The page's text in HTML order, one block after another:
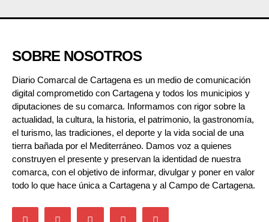
SOBRE NOSOTROS
Diario Comarcal de Cartagena es un medio de comunicación
digital comprometido con Cartagena y todos los municipios y
diputaciones de su comarca. Informamos con rigor sobre la
actualidad, la cultura, la historia, el patrimonio, la gastronomía,
el turismo, las tradiciones, el deporte y la vida social de una
tierra bañada por el Mediterráneo. Damos voz a quienes
construyen el presente y preservan la identidad de nuestra
comarca, con el objetivo de informar, divulgar y poner en valor
todo lo que hace única a Cartagena y al Campo de Cartagena.